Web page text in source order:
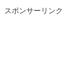
スポンサーリンク